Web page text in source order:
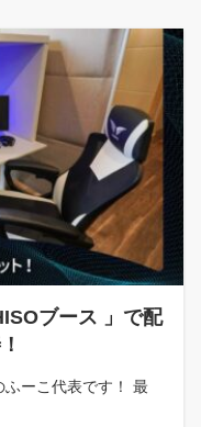
ブース 」で配
ふーこ代表です！ 最